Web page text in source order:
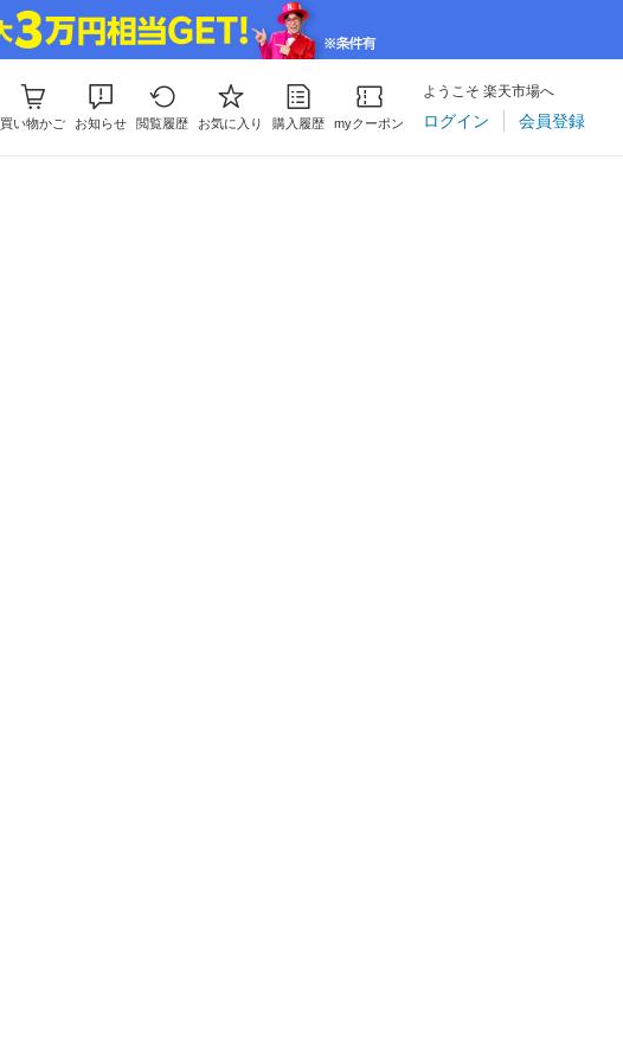
買い物かご お知らせ 閲覧履歴 お気に入り 購入履歴 myクーポン
ようこそ 楽天市場へ
ログイン 会員登録